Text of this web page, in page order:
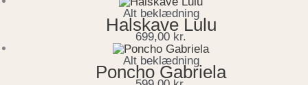
Alt beklædning
Halskave Lulu
699,00 kr.
Alt beklædning
Poncho Gabriela